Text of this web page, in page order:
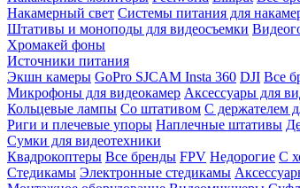
Накамерный свет Системы питания для
Штативы и моноподы для видеосъемки
Хромакей фоны
Источники питания
Экшн камеры GoPro SJCAM Insta 360 DJI Все
Микрофоны для видеокамер Аксессуары для
Кольцевые лампы Со штативом C держателем
Риги и плечевые упоры Наплечные штативы
Сумки для видеотехники
Квадрокоптеры Все бренды FPV Недорогие С
Стедикамы Электронные стедикамы